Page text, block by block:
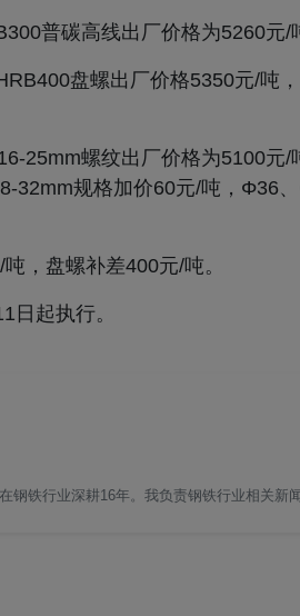
普碳高线出厂价格为5260元/
盘螺出厂价格5350元/吨
25mm螺纹出厂价格为5100
32mm规格加价60元/吨，Φ36
，盘螺补差400元/吨。
日起执行。
钢铁行业深耕16年。我负责钢铁行业相关新